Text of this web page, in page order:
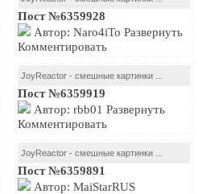
Пост №6359928
Автор: Naro4iTo Развернуть
Комментировать
JoyReactor - смешные картинки ...
Пост №6359919
Автор: rbb01 Развернуть
Комментировать
JoyReactor - смешные картинки ...
Пост №6359891
Автор: MaiStarRUS